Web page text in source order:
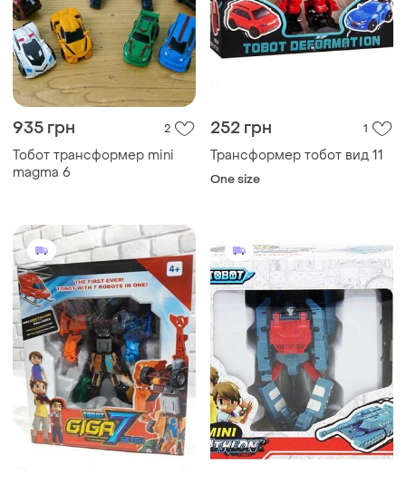
935 грн 2
Тобот трансформер mini
magma 6
252 грн 1
Трансформер тобот вид 11
One size